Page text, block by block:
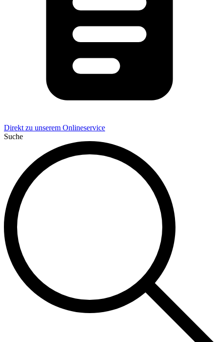
Direkt zu unserem Onlineservice
Suche